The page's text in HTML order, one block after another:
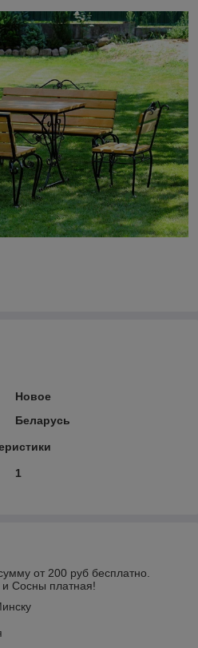
Новое
Беларусь
1
от 200 руб бесплатно.
Сосны платная!